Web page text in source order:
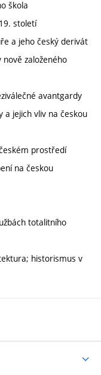
škola
století
a jeho český derivát
založeného
avantgardy
a jejich vliv na českou
prostředí
na českou
totalitního
historismus v